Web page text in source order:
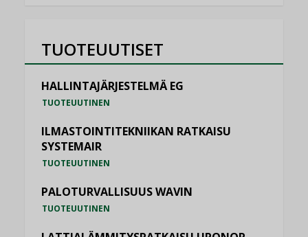
TUOTEUUTISET
HALLINTAJÄRJESTELMÄ EG
TUOTEUUTINEN
ILMASTOINTITEKNIIKAN RATKAISU
SYSTEMAIR
TUOTEUUTINEN
PALOTURVALLISUUS WAVIN
TUOTEUUTINEN